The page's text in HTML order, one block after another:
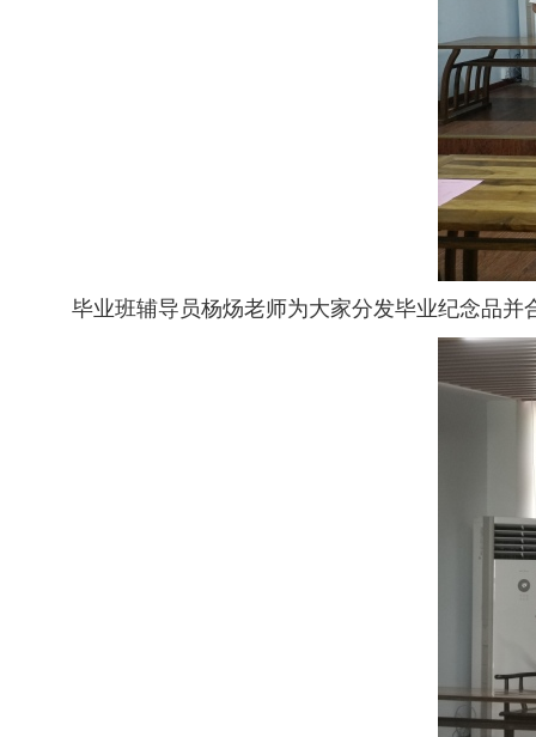
毕业班辅导员杨炀老师为大家分发毕业纪念品并